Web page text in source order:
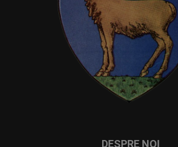
DESPRE NOI